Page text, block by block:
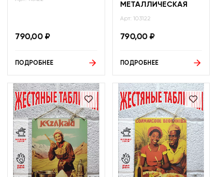
790,00 ₽
ПОДРОБНЕЕ
МЕТАЛЛИЧЕСКАЯ
Арт: 103122
790,00 ₽
ПОДРОБНЕЕ